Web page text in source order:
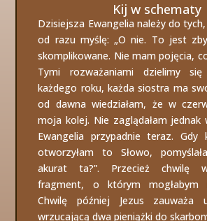
Kij w schematy
Dzisiejsza Ewangelia należy do
od razu myślę: „O nie. To jest
skomplikowane. Nie mam pojęcia,
Tymi rozważaniami dzielimy
każdego roku, każda siostra ma
od dawna wiedziałam, że w
moja kolej. Nie zaglądałam jednak
Ewangelia przypadnie teraz. Gdy
otworzyłam to Słowo,
akurat ta?”. Przecież chwilę
fragment, o którym mogłabym
Chwilę później Jezus zauważa
wrzucającą dwa pieniążki do